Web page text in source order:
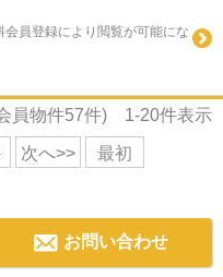
会員登録により閲覧が可能にな
員物件57件) 1-20件表示
次へ>> 最初
お問い合わせ